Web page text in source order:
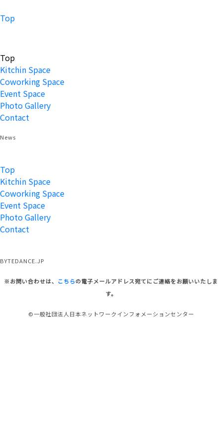
Top
Top
Kitchin Space
Coworking Space
Event Space
Photo Gallery
Contact
News
Top
Kitchin Space
Coworking Space
Event Space
Photo Gallery
Contact
BYTEDANCE.JP
※お問い合わせは、 こちらの電子メールアドレス宛てにご連絡をお願いいたしま
す。
©一般社団法人日本ネットワークインフォメーションセンター